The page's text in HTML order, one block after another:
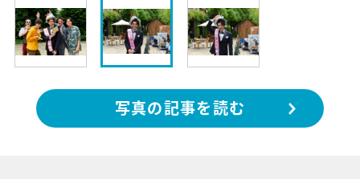
写真の記事を読む